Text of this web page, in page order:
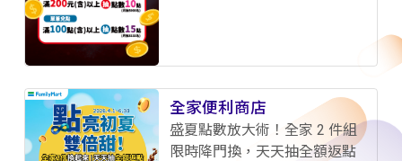
全家便利商店
盛夏點數放大術！全家 2 件組
限時降門換，天天抽全額返點